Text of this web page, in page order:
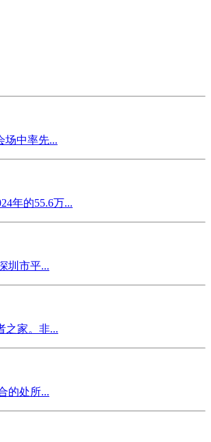
场中率先...
年的55.6万...
圳市平...
之家。非...
的处所...